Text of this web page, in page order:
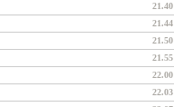
21.40
21.44
21.50
21.55
22.00
22.03